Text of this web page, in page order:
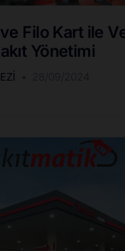
Filo Kart ile
Yönetimi